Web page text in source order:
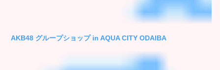
AKB48 グループショップ in AQUA CITY ODAIBA